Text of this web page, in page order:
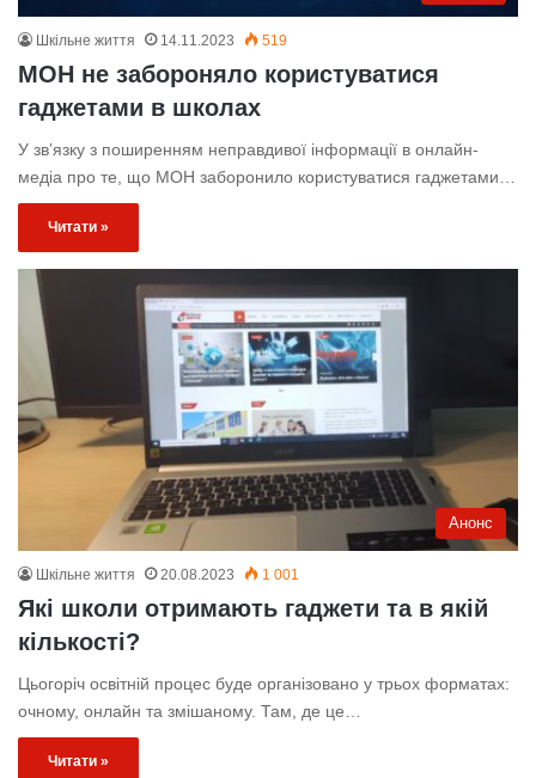
Шкільне життя 14.11.2023 519
МОН не забороняло користуватися
гаджетами в школах
У звʼязку з поширенням неправдивої інформації в онлайн-
медіа про те, що МОН заборонило користуватися гаджетами…
Читати »
Анонс
Шкільне життя 20.08.2023 1 001
Які школи отримають гаджети та в якій
кількості?
Цьогоріч освітній процес буде організовано у трьох форматах:
очному, онлайн та змішаному. Там, де це…
Читати »